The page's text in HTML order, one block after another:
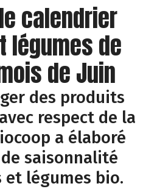
calendrier
légumes de
de Juin
des produits
respect de la
a élaboré
saisonnalité
légumes bio.